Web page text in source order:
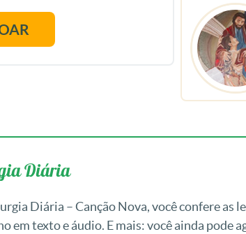
Diária
Diária – Canção Nova, você confere as
em texto e áudio. E mais: você ainda pode